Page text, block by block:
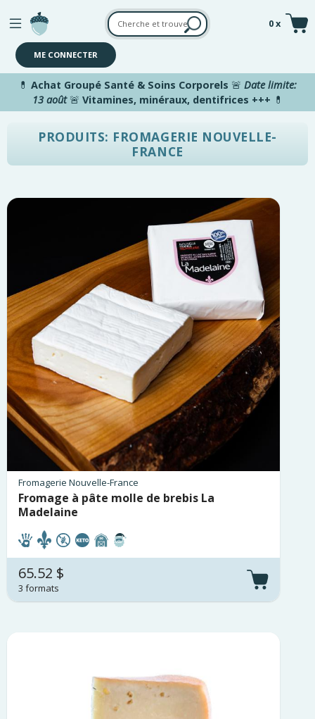
Aller au contenu principal
0 x
ME CONNECTER
💊 Achat Groupé Santé & Soins Corporels 🚨 Date limite:
13 août🚨 Vitamines, minéraux, dentifrices +++ 💊
PRODUITS: FROMAGERIE NOUVELLE-
FRANCE
Fromagerie Nouvelle-France
Fromage à pâte molle de brebis La
Madelaine
65.52 $
3 formats